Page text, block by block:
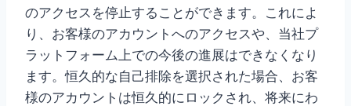
のアクセスを停止することができます。これによ
り、お客様のアカウントへのアクセスや、当社プ
ラットフォーム上での今後の進展はできなくなり
ます。恒久的な自己排除を選択された場合、お客
様のアカウントは恒久的にロックされ、将来にわ